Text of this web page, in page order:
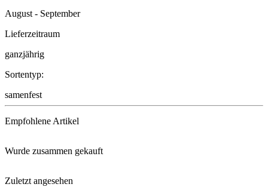
August - September
Lieferzeitraum
ganzjährig
Sortentyp:
samenfest
Empfohlene Artikel
Wurde zusammen gekauft
Zuletzt angesehen